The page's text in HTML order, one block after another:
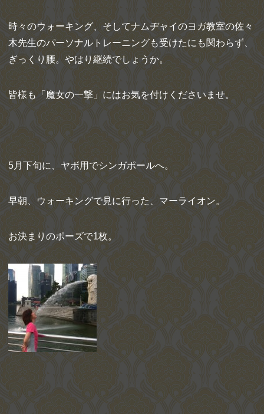
時々のウォーキング、そしてナムヂャイのヨガ教室の佐々
木先生のパーソナルトレーニングも受けたにも関わらず、
ぎっくり腰。やはり継続でしょうか。
皆様も「魔女の一撃」にはお気を付けくださいませ。
5月下旬に、ヤボ用でシンガポールへ。
早朝、ウォーキングで見に行った、マーライオン。
お決まりのポーズで1枚。